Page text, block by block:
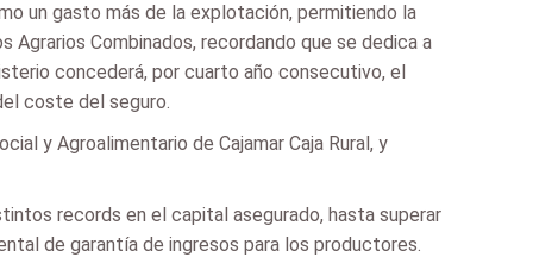
un gasto más de la explotación, permitiendo la
Agrarios Combinados, recordando que se dedica a
concederá, por cuarto año consecutivo, el
coste del seguro.
y Agroalimentario de Cajamar Caja Rural, y
records en el capital asegurado, hasta superar
de garantía de ingresos para los productores.